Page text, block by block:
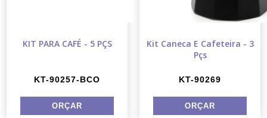
KIT PARA CAFÉ - 5 PÇS
KT-90257-BCO
Kit Caneca E Cafeteira - 3
Pçs
KT-90269